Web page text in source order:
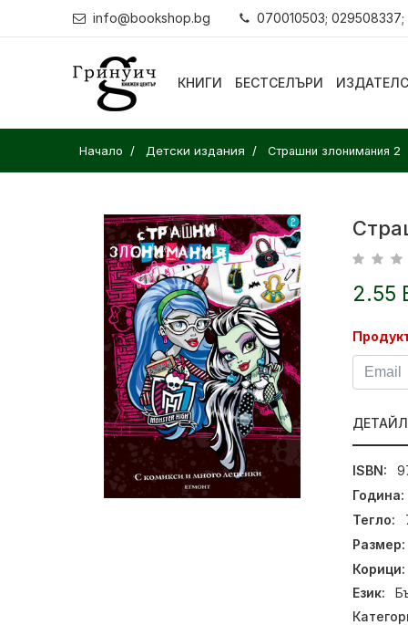
info@bookshop.bg 070010503; 029508337;
КНИГИ БЕСТСЕЛЪРИ
Начало Детски издания Страшни злонимания 2
2.55
ISBN:
Година:
Тегло:
Размер:
Корици:
Език: